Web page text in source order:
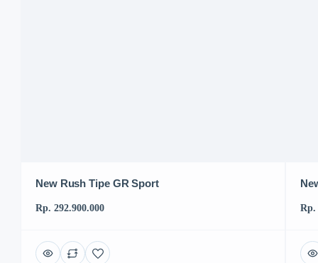
New Rush Tipe GR Sport
Rp. 292.900.000 Rp.